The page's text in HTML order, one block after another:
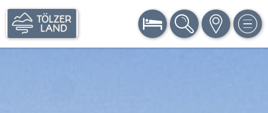
BUCHEN SUCHE KARTE MENÜ